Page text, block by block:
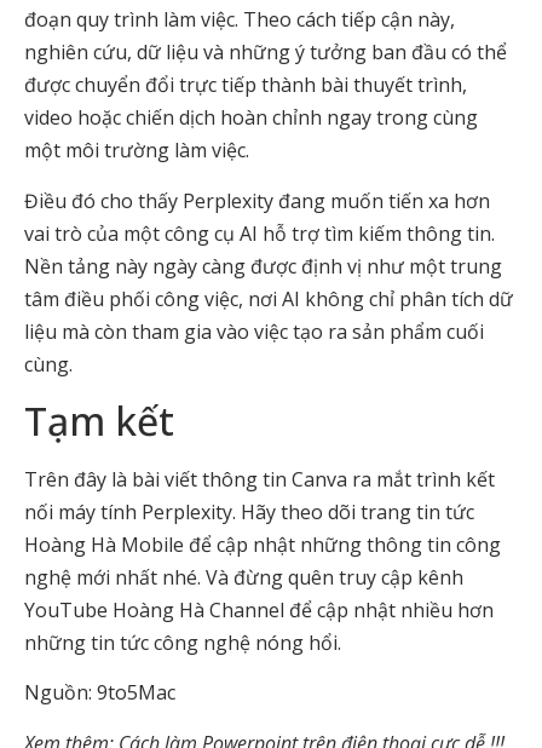
đoạn quy trình làm việc. Theo cách tiếp cận này,
nghiên cứu, dữ liệu và những ý tưởng ban đầu có thể
được chuyển đổi trực tiếp thành bài thuyết trình,
video hoặc chiến dịch hoàn chỉnh ngay trong cùng
một môi trường làm việc.
Điều đó cho thấy Perplexity đang muốn tiến xa hơn
vai trò của một công cụ AI hỗ trợ tìm kiếm thông tin.
Nền tảng này ngày càng được định vị như một trung
tâm điều phối công việc, nơi AI không chỉ phân tích dữ
liệu mà còn tham gia vào việc tạo ra sản phẩm cuối
cùng.
Tạm kết
Trên đây là bài viết thông tin Canva ra mắt trình kết
nối máy tính Perplexity. Hãy theo dõi trang tin tức
Hoàng Hà Mobile để cập nhật những thông tin công
nghệ mới nhất nhé. Và đừng quên truy cập kênh
YouTube Hoàng Hà Channel để cập nhật nhiều hơn
những tin tức công nghệ nóng hổi.
Nguồn: 9to5Mac